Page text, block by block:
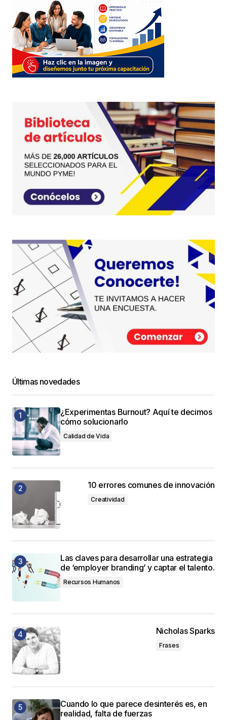
Últimas novedades
¿Experimentas Burnout? Aquí te decimos
cómo solucionarlo
Calidad de Vida
10 errores comunes de innovación
Creatividad
Las claves para desarrollar una estrategia
de ‘employer branding’ y captar el talento.
Recursos Humanos
Nicholas Sparks
Frases
Cuando lo que parece desinterés es, en
realidad, falta de fuerzas